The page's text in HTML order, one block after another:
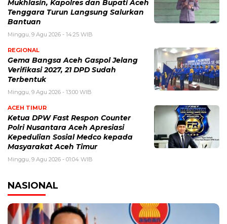
Mukhlasin, Kapolres dan Bupati Aceh
Tenggara Turun Langsung Salurkan
Bantuan
Minggu, 9 Agu 2026 - 14:25 WIB
REGIONAL
Gema Bangsa Aceh Gaspol Jelang
Verifikasi 2027, 21 DPD Sudah
Terbentuk
Minggu, 9 Agu 2026 - 13:00 WIB
ACEH TIMUR
Ketua DPW Fast Respon Counter
Polri Nusantara Aceh Apresiasi
Kepedulian Sosial Medco kepada
Masyarakat Aceh Timur
Minggu, 9 Agu 2026 - 01:04 WIB
NASIONAL